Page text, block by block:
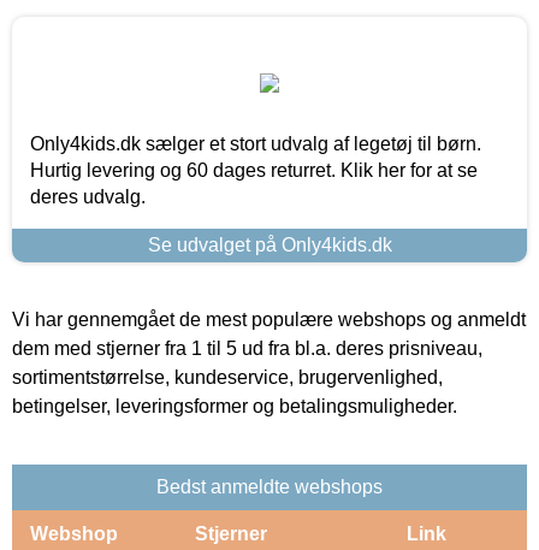
Only4kids.dk sælger et stort udvalg af legetøj til børn.
Hurtig levering og 60 dages returret. Klik her for at se
deres udvalg.
Se udvalget på Only4kids.dk
Vi har gennemgået de mest populære webshops og anmeldt
dem med stjerner fra 1 til 5 ud fra bl.a. deres prisniveau,
sortimentstørrelse, kundeservice, brugervenlighed,
betingelser, leveringsformer og betalingsmuligheder.
Bedst anmeldte webshops
Webshop Stjerner Link